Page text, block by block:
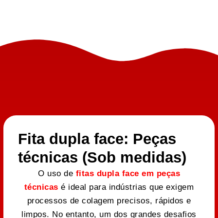
Fita dupla face: Peças
técnicas (Sob medidas)
O uso de fitas dupla face em peças
técnicas é ideal para indústrias que exigem
processos de colagem precisos, rápidos e
limpos. No entanto, um dos grandes desafios